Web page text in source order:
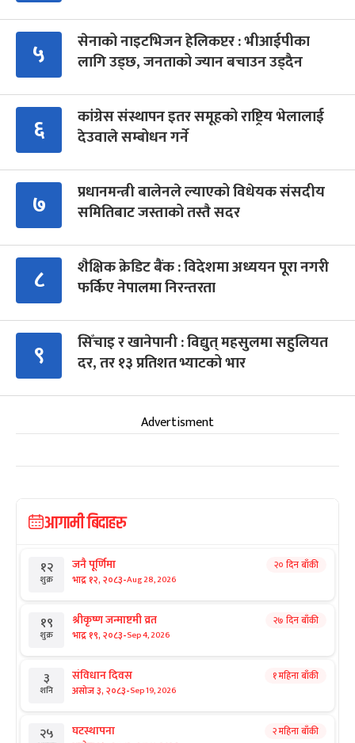
५
सेनाको नाइटभिजन हेलिकप्टर : भीआईपीका
लागि उड्छ, जनताको ज्यान बचाउन उड्दैन
६
कांग्रेस संस्थापन इतर समूहको राष्ट्रिय भेलालाई
देउवाले सम्बोधन गर्ने
७
प्रधानमन्त्री बालेनले ल्याएको विधेयक संसदीय
समितिबाट जस्ताको तस्तै सदर
८
शैक्षिक क्रेडिट बैंक : विदेशमा अध्ययन पूरा नगरी
फर्किए नेपालमा निरन्तरता
९
सिँचाइ र खानेपानी : विद्युत् महसुलमा सहुलियत
दर, तर १३ प्रतिशत भ्याटको भार
Advertisment
आगामी बिदाहरु
१२
शुक्र
जनै पूर्णिमा
भाद्र १२, २०८३-Aug 28, 2026
२० दिन बाँकी
१९
शुक्र
श्रीकृष्ण जन्माष्टमी व्रत
भाद्र १९, २०८३-Sep 4, 2026
२७ दिन बाँकी
३
शनि
संविधान दिवस
असोज ३, २०८३-Sep 19, 2026
१ महिना बाँकी
२५ घटस्थापना २ महिना बाँकी